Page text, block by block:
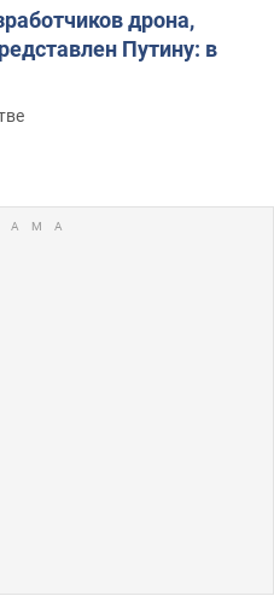
дрона,
Путину: в